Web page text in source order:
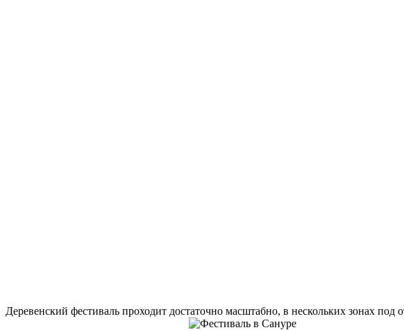
Деревенский фестиваль проходит достаточно масштабно, в нескольких зонах